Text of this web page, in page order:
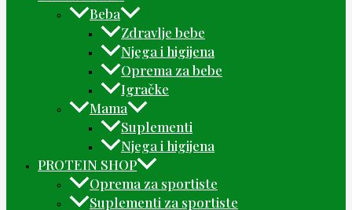
Beba
Zdravlje bebe
Njega i higijena
Oprema za bebe
Igračke
Mama
Suplementi
Njega i higijena
PROTEIN SHOP
Oprema za sportiste
Suplementi za sportiste